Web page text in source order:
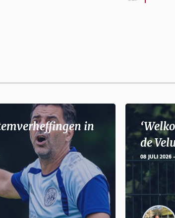
in
de
08 JULI 2026